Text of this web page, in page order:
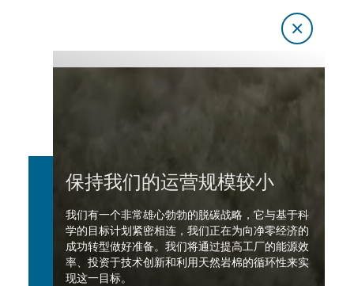
保持我们的运营规模较小
我们有一个非常雄心勃勃的脱碳战略，它与基于科
学的目标计划紧密相连，我们正在为向净零经济的
成功转型做好准备。我们将通过提高工厂的能源效
率、投资于技术创新和利用天然岩棉的循环性来实
现这一目标。